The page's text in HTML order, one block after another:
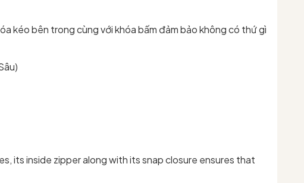
kéo bên trong cùng với khóa bấm đảm bảo không có thứ gì
its inside zipper along with its snap closure ensures that